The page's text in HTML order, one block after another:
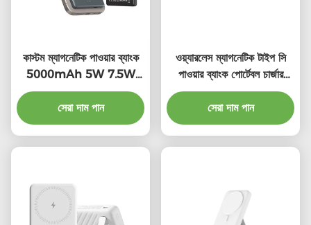
কাস্টম ম্যাগনেটিক পাওয়ার ব্যাংক
5000mAh 5W 7.5W
পোর্টেবল ওয়্যারলেস পাওয়ার ব্যাংক
সেরা দাম পান
ওয়্যারলেস ম্যাগনেটিক টাইপ সি
পাওয়ার ব্যাংক পোর্টেবল চার্জার
10000mAh
সেরা দাম পান